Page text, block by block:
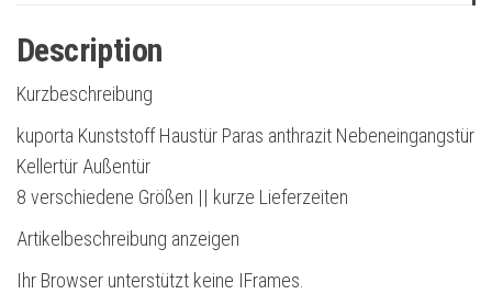
Description
Kurzbeschreibung
kuporta Kunststoff Haustür Paras anthrazit Nebeneingangstür
Kellertür Außentür
8 verschiedene Größen || kurze Lieferzeiten
Artikelbeschreibung anzeigen
Ihr Browser unterstützt keine IFrames.